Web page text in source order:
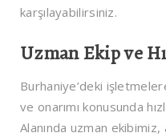
karşılayabilirsiniz.
Uzman Ekip ve
Burhaniye’deki
ve onarımı konusunda
Alanında uzman ekibimiz,